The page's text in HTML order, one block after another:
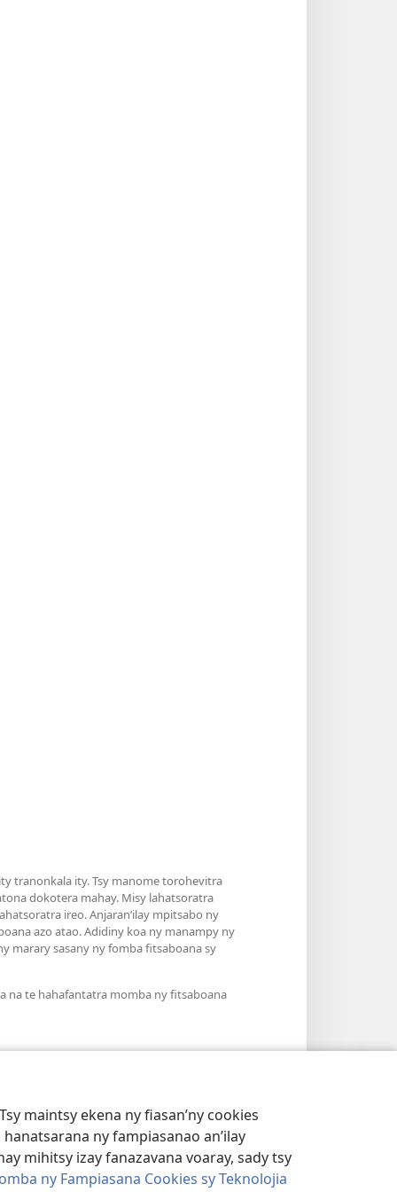
maintsy ekena ny fiasan’ny cookies
ny fampiasanao an’ilay
mihitsy izay fanazavana voaray, sady tsy
ny Fampiasana Cookies sy Teknolojia
tranonkala ity. Tsy manome torohevitra
dokotera mahay. Misy lahatsoratra
ireo. Anjaran’ilay mpitsabo ny
azo atao. Adidiny koa ny manampy ny
marary sasany ny fomba fitsaboana sy
na te hahafantatra momba ny fitsaboana